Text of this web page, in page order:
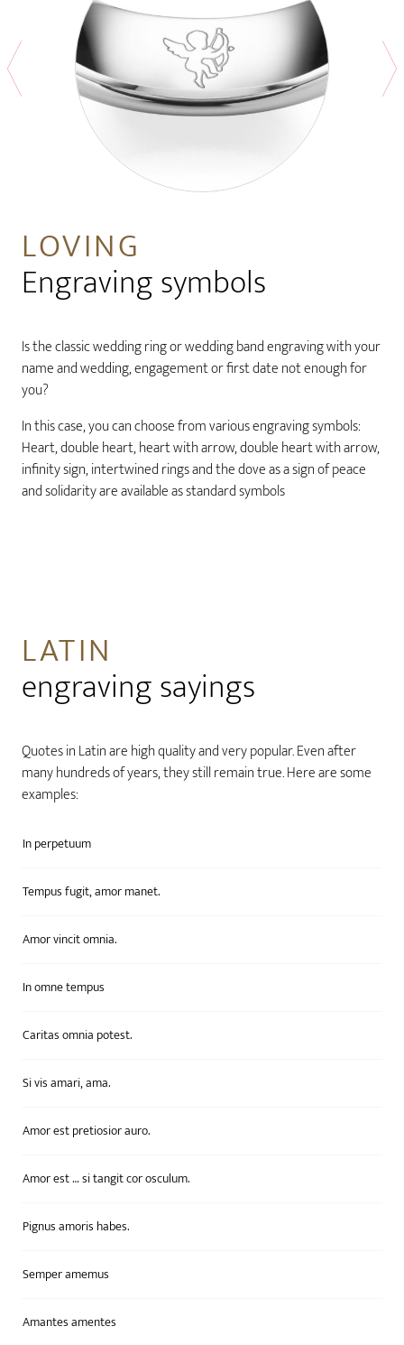
LOVING
Engraving symbols
Is the classic wedding ring or wedding band engraving with your
name and wedding, engagement or first date not enough for
you?
In this case, you can choose from various engraving symbols:
Heart, double heart, heart with arrow, double heart with arrow,
infinity sign, intertwined rings and the dove as a sign of peace
and solidarity are available as standard symbols
LATIN
engraving sayings
Quotes in Latin are high quality and very popular. Even after
many hundreds of years, they still remain true. Here are some
examples:
In perpetuum
Tempus fugit, amor manet.
Amor vincit omnia.
In omne tempus
Caritas omnia potest.
Si vis amari, ama.
Amor est pretiosior auro.
Amor est … si tangit cor osculum.
Pignus amoris habes.
Semper amemus
Amantes amentes